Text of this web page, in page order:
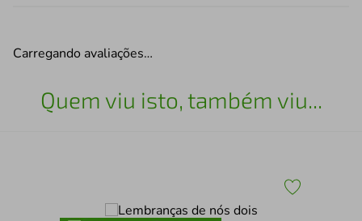
Carregando avaliações…
Quem viu isto, também viu...